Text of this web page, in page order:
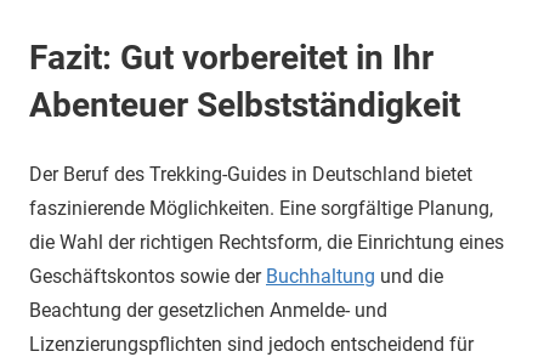
Fazit: Gut vorbereitet in Ihr
Abenteuer Selbstständigkeit
Der Beruf des Trekking-Guides in Deutschland bietet
faszinierende Möglichkeiten. Eine sorgfältige Planung,
die Wahl der richtigen Rechtsform, die Einrichtung eines
Geschäftskontos sowie der Buchhaltung und die
Beachtung der gesetzlichen Anmelde- und
Lizenzierungspflichten sind jedoch entscheidend für